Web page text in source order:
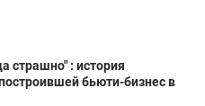
страшно" : история
бьюти-бизнес в